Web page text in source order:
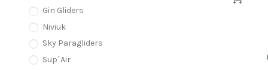
Gin Gliders
Niviuk
Sky Paragliders
Sup´Air